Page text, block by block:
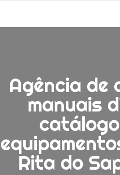
Agência de
manuais
Rita do